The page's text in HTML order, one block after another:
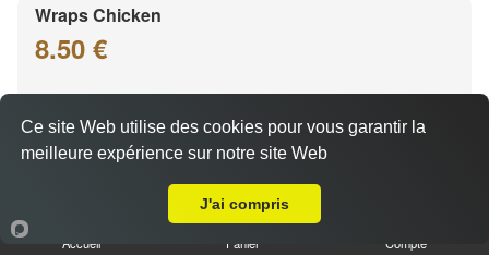
Wraps Chicken
8.50 €
Salade, tomates
Accueil Panier Compte
Ce site Web utilise des cookies pour vous garantir la
meilleure expérience sur notre site Web
J'ai compris